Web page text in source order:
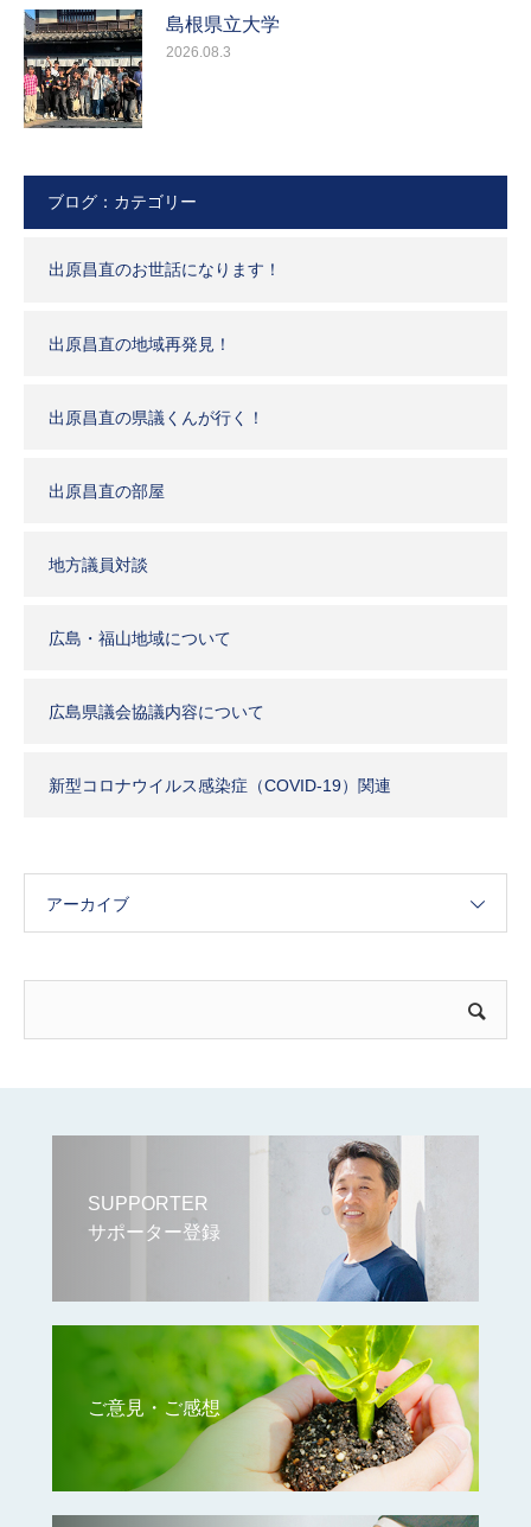
島根県立大学
2026.08.3
ブログ：カテゴリー
出原昌直のお世話になります！
出原昌直の地域再発見！
出原昌直の県議くんが行く！
出原昌直の部屋
地方議員対談
広島・福山地域について
広島県議会協議内容について
新型コロナウイルス感染症（COVID-19）関連
アーカイブ
SUPPORTER
サポーター登録
ご意見・ご感想